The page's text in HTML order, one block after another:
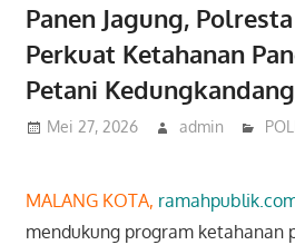
Panen Jagung,
Perkuat Ketahanan
Petani Kedungkandang
Mei 27, 2026 admin
MALANG KOTA,
mendukung program ketahanan